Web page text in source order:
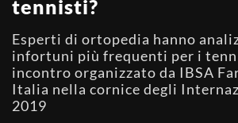
tennisti?
Esperti di ortopedia hanno
infortuni più frequenti per i
incontro organizzato da IBSA
Italia nella cornice degli
2019